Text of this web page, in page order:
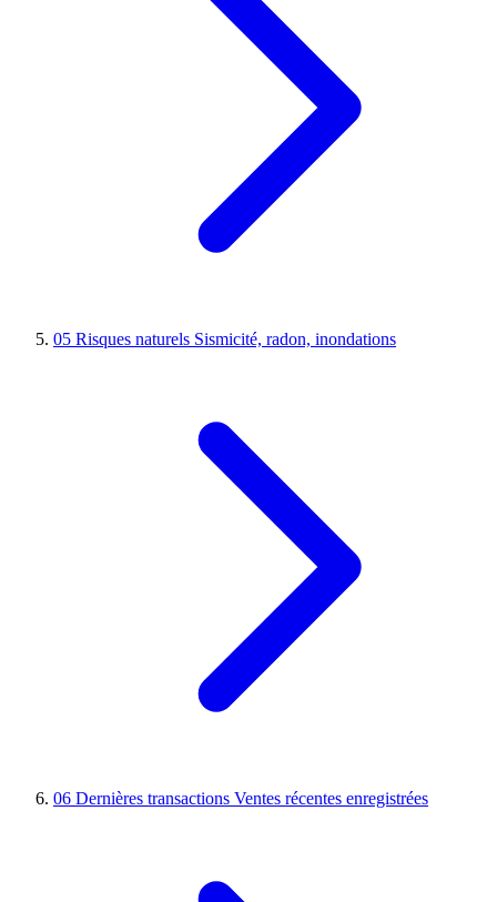
05 Risques naturels Sismicité, radon, inondations
06 Dernières transactions Ventes récentes enregistrées